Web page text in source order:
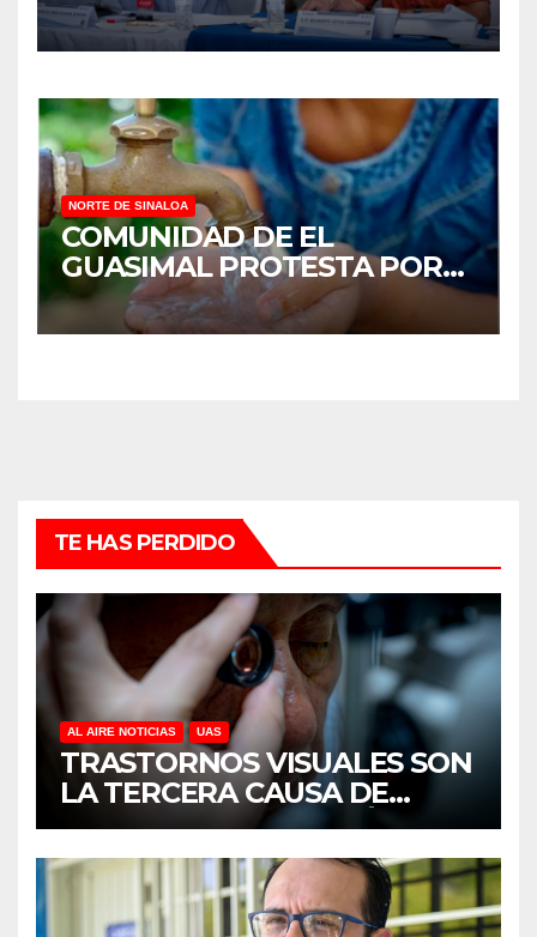
JUAN JOSÉ RÍOS
NORTE DE SINALOA
COMUNIDAD DE EL
GUASIMAL PROTESTA POR
FALTA DE AGUA POTABLE EN
MOCORITO
TE HAS PERDIDO
AL AIRE NOTICIAS UAS
TRASTORNOS VISUALES SON
LA TERCERA CAUSA DE
DISCAPACIDAD EN MÉXICO,
REVELA ESTUDIO DEL
CIDOCS DE LA UAS